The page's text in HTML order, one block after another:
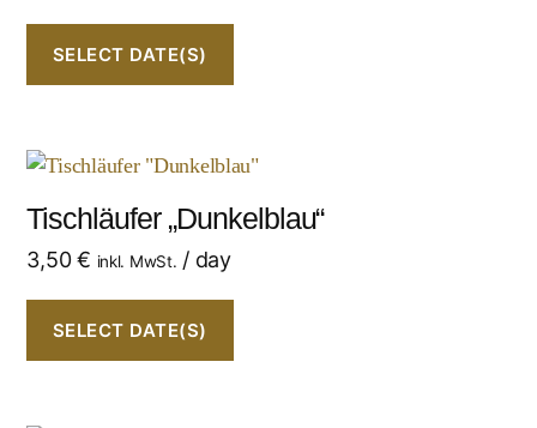
SELECT DATE(S)
Tischläufer „Dunkelblau“
3,50€ inkl. MwSt. / day
SELECT DATE(S)